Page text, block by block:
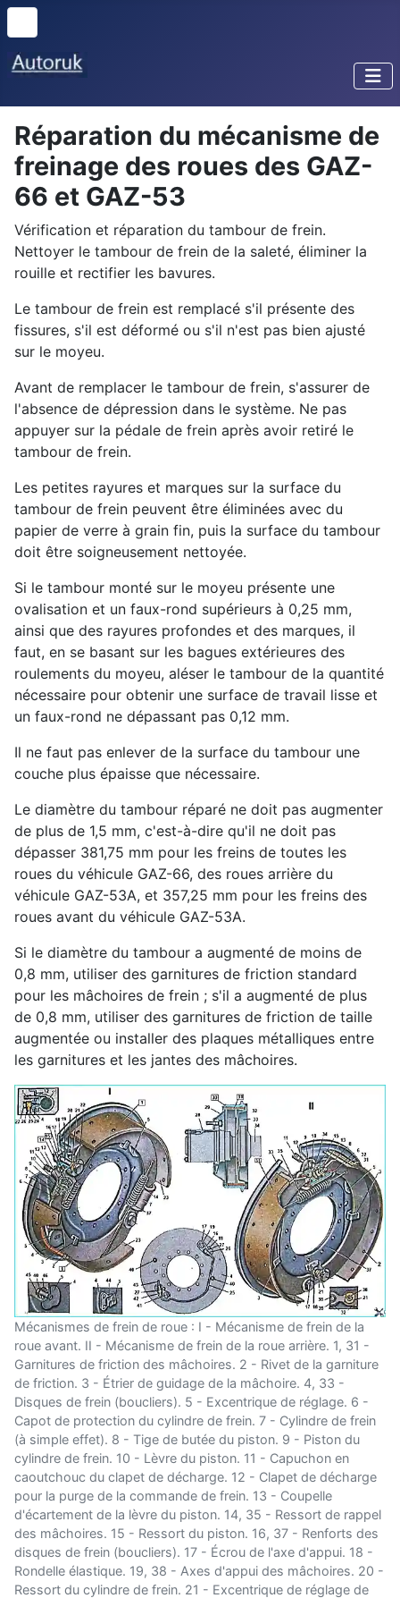
Réparation du mécanisme de
freinage des roues des GAZ-
66 et GAZ-53
Vérification et réparation du tambour de frein.
Nettoyer le tambour de frein de la saleté, éliminer la
rouille et rectifier les bavures.
Le tambour de frein est remplacé s'il présente des
fissures, s'il est déformé ou s'il n'est pas bien ajusté
sur le moyeu.
Avant de remplacer le tambour de frein, s'assurer de
l'absence de dépression dans le système. Ne pas
appuyer sur la pédale de frein après avoir retiré le
tambour de frein.
Les petites rayures et marques sur la surface du
tambour de frein peuvent être éliminées avec du
papier de verre à grain fin, puis la surface du tambour
doit être soigneusement nettoyée.
Si le tambour monté sur le moyeu présente une
ovalisation et un faux-rond supérieurs à 0,25 mm,
ainsi que des rayures profondes et des marques, il
faut, en se basant sur les bagues extérieures des
roulements du moyeu, aléser le tambour de la quantité
nécessaire pour obtenir une surface de travail lisse et
un faux-rond ne dépassant pas 0,12 mm.
Il ne faut pas enlever de la surface du tambour une
couche plus épaisse que nécessaire.
Le diamètre du tambour réparé ne doit pas augmenter
de plus de 1,5 mm, c'est-à-dire qu'il ne doit pas
dépasser 381,75 mm pour les freins de toutes les
roues du véhicule GAZ-66, des roues arrière du
véhicule GAZ-53A, et 357,25 mm pour les freins des
roues avant du véhicule GAZ-53A.
Si le diamètre du tambour a augmenté de moins de
0,8 mm, utiliser des garnitures de friction standard
pour les mâchoires de frein ; s'il a augmenté de plus
de 0,8 mm, utiliser des garnitures de friction de taille
augmentée ou installer des plaques métalliques entre
les garnitures et les jantes des mâchoires.
Mécanismes de frein de roue : I - Mécanisme de frein de la
roue avant. II - Mécanisme de frein de la roue arrière. 1, 31 -
Garnitures de friction des mâchoires. 2 - Rivet de la garniture
de friction. 3 - Étrier de guidage de la mâchoire. 4, 33 -
Disques de frein (boucliers). 5 - Excentrique de réglage. 6 -
Capot de protection du cylindre de frein. 7 - Cylindre de frein
(à simple effet). 8 - Tige de butée du piston. 9 - Piston du
cylindre de frein. 10 - Lèvre du piston. 11 - Capuchon en
caoutchouc du clapet de décharge. 12 - Clapet de décharge
pour la purge de la commande de frein. 13 - Coupelle
d'écartement de la lèvre du piston. 14, 35 - Ressort de rappel
des mâchoires. 15 - Ressort du piston. 16, 37 - Renforts des
disques de frein (boucliers). 17 - Écrou de l'axe d'appui. 18 -
Rondelle élastique. 19, 38 - Axes d'appui des mâchoires. 20 -
Ressort du cylindre de frein. 21 - Excentrique de réglage de